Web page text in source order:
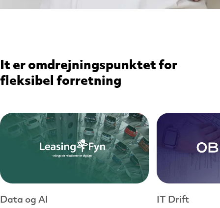
It er omdrejningspunktet for
fleksibel forretning
Data og AI IT Drift